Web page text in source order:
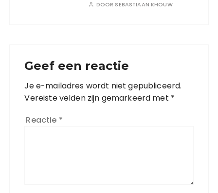
DOOR SEBASTIAAN KHOUW
Geef een reactie
Je e-mailadres wordt niet gepubliceerd.
Vereiste velden zijn gemarkeerd met *
Reactie *